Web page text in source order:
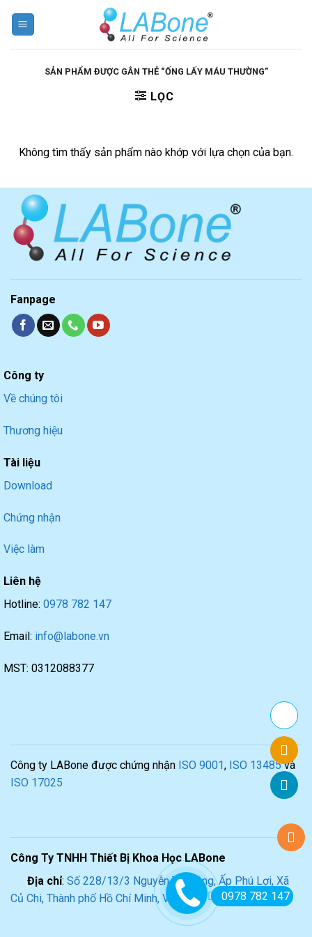
SẢN PHẨM ĐƯỢC GẮN THẺ “ỐNG LẤY MÁU THƯỜNG”
LỌC
Không tìm thấy sản phẩm nào khớp với lựa chọn của bạn.
Fanpage
Công ty
Về chúng tôi
Thương hiệu
Tài liệu
Download
Chứng nhận
Việc làm
Liên hệ
Hotline: 0978 782 147
Email: info@labone.vn
MST: 0312088377
Công ty LABone được chứng nhận ISO 9001, ISO 13485và
ISO 17025
Công Ty TNHH Thiết Bị Khoa Học LABone
Địa chỉ: Số 228/13/3 Nguyễn Thị Lắng, Ấp Phú Lợi, Xã
Củ Chi, Thành phố Hồ Chí Minh, Việt Nam
0978 782 147